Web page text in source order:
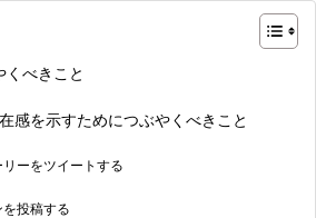
くべきこと
感を示すためにつぶやくべきこと
ーをツイートする
投稿する